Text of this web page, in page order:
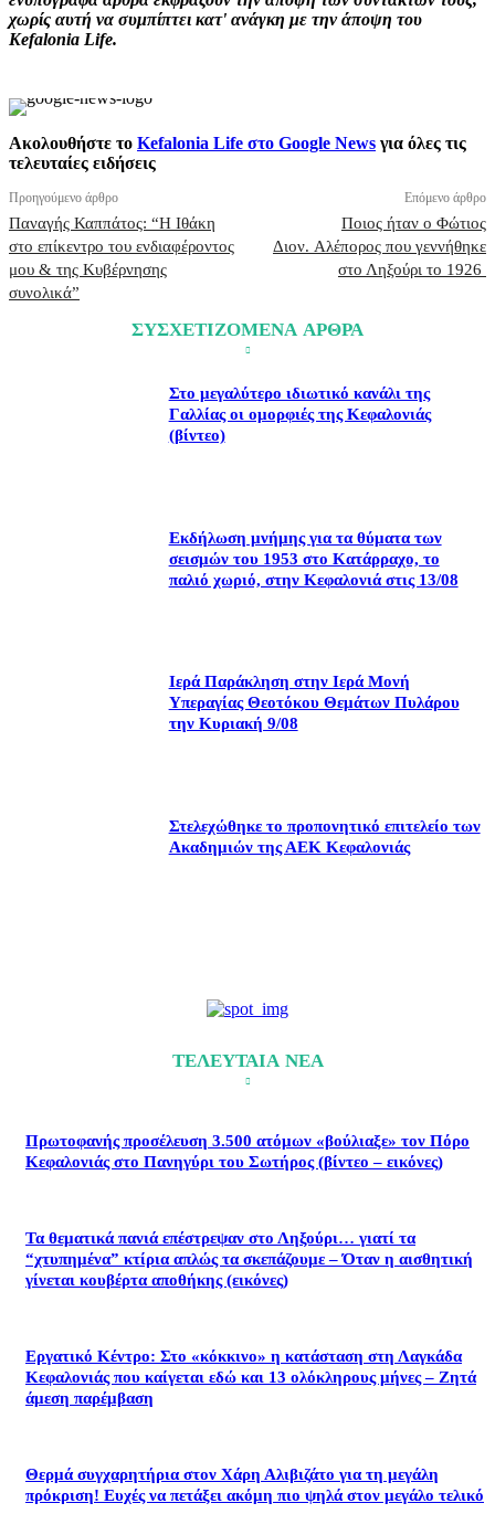
χωρίς αυτή να συμπίπτει κατ' ανάγκη με την άποψη του
Kefalonia Life.
Ακολουθήστε το Kefalonia Life στο Google News για όλες τις
τελευταίες ειδήσεις
Προηγούμενο άρθρο
Παναγής Καππάτος: “Η Ιθάκη
στο επίκεντρο του ενδιαφέροντος
μου & της Κυβέρνησης
συνολικά”
Επόμενο άρθρο
Ποιος ήταν ο Φώτιος
Διον. Αλέπορος που γεννήθηκε
στο Ληξούρι το 1926
ΣΥΣΧΕΤΙΖΟΜΕΝΑ ΑΡΘΡΑ
Στο μεγαλύτερο ιδιωτικό κανάλι της
Γαλλίας οι ομορφιές της Κεφαλονιάς
(βίντεο)
Εκδήλωση μνήμης για τα θύματα των
σεισμών του 1953 στο Κατάρραχο, το
παλιό χωριό, στην Κεφαλονιά στις 13/08
Ιερά Παράκληση στην Ιερά Μονή
Υπεραγίας Θεοτόκου Θεμάτων Πυλάρου
την Κυριακή 9/08
Στελεχώθηκε το προπονητικό επιτελείο των
Ακαδημιών της ΑΕΚ Κεφαλονιάς
ΤΕΛΕΥΤΑΙΑ ΝΕΑ
Πρωτοφανής προσέλευση 3.500 ατόμων «βούλιαξε» τον Πόρο
Κεφαλονιάς στο Πανηγύρι του Σωτήρος (βίντεο – εικόνες)
Τα θεματικά πανιά επέστρεψαν στο Ληξούρι… γιατί τα
“χτυπημένα” κτίρια απλώς τα σκεπάζουμε – Όταν η αισθητική
γίνεται κουβέρτα αποθήκης (εικόνες)
Εργατικό Κέντρο: Στο «κόκκινο» η κατάσταση στη Λαγκάδα
Κεφαλονιάς που καίγεται εδώ και 13 ολόκληρους μήνες – Ζητά
άμεση παρέμβαση
Θερμά συγχαρητήρια στον Χάρη Αλιβιζάτο για τη μεγάλη
πρόκριση! Ευχές να πετάξει ακόμη πιο ψηλά στον μεγάλο τελικό